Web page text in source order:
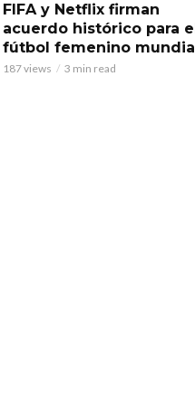
FIFA y Netflix firman
acuerdo histórico para el
fútbol femenino mundial
187 views 3 min read